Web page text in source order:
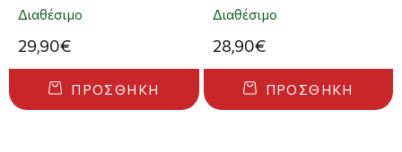
Διαθέσιμο
29,90€
ΠΡΟΣΘΉΚΗ
Διαθέσιμο
28,90€
ΠΡΟΣΘΉΚΗ